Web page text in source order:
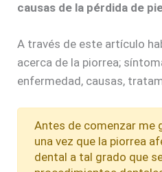
causas de la pérdida de
A través de este artículo
acerca de la piorrea;
enfermedad, causas,
Antes de comenzar me
una vez que la piorrea
dental a tal grado que